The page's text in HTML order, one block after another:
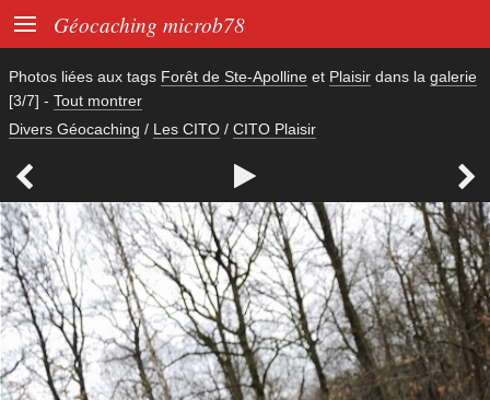
 Géocaching microb78
Photos liées aux tags Forêt de Ste-Apolline et Plaisir dans la galerie
[3/7] - Tout montrer
Divers Géocaching / Les CITO / CITO Plaisir
  